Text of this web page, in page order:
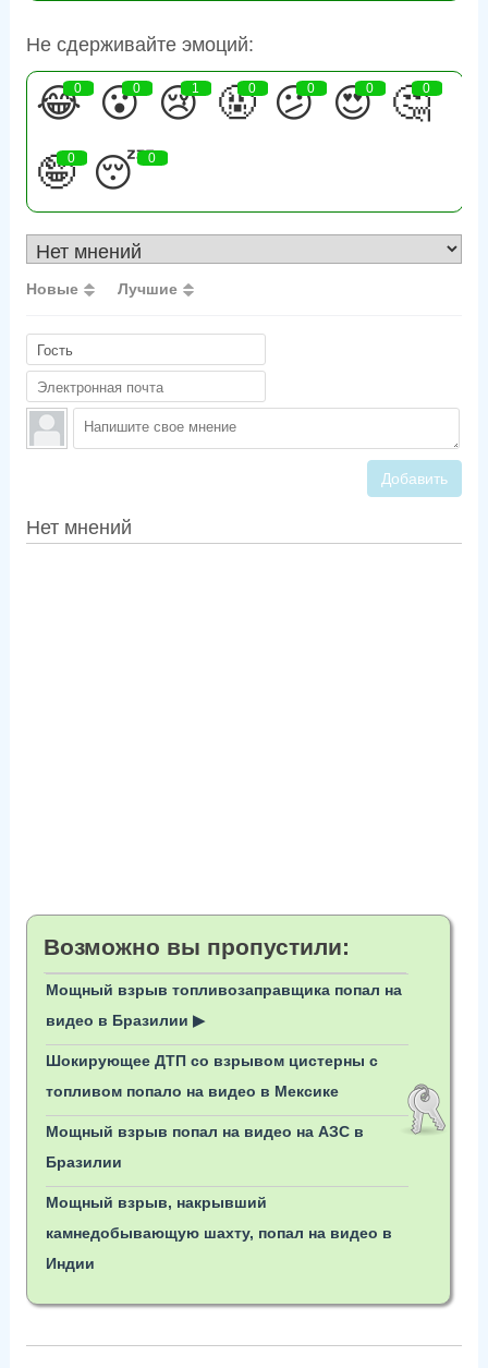
Не сдерживайте эмоций:
😂
0 😮
0 😢
1 🤬
0 😕
0 😍
0 🤔
0
🤪
0 😴
0
Новые Лучшие
Добавить
Нет мнений
Возможно вы пропустили:
Мощный взрыв топливозаправщика попал на
видео в Бразилии ▶
Шокирующее ДТП со взрывом цистерны с
топливом попало на видео в Мексике
Мощный взрыв попал на видео на АЗС в
Бразилии
Мощный взрыв, накрывший
камнедобывающую шахту, попал на видео в
Индии